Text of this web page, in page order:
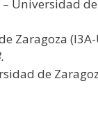
Universidad
Zaragoza
de